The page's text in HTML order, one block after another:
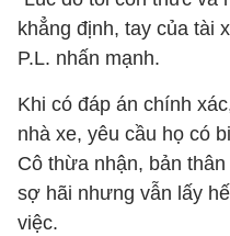
khẳng định, tay của tài
P.L. nhấn mạnh.
Khi có đáp án chính
nhà xe, yêu cầu họ có
Cô thừa nhận, bản
sợ hãi nhưng vẫn lấy
việc.